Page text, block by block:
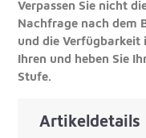
Verpassen Sie nicht
Nachfrage nach dem
und die Verfügbarkeit
Ihren und heben Sie
Stufe.
Artikeldetails